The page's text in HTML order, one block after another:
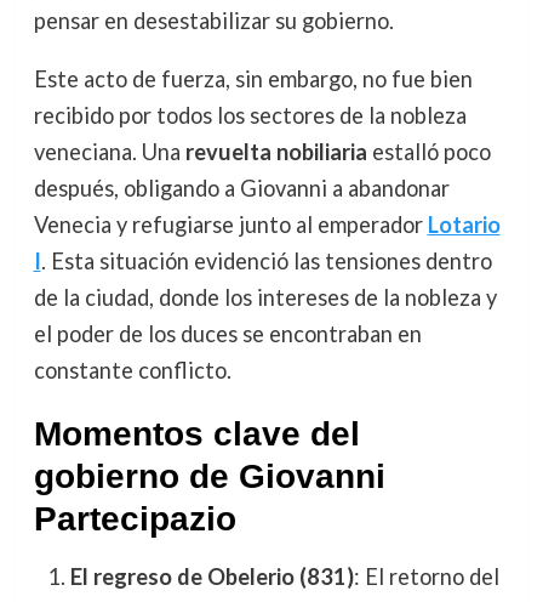
pensar en desestabilizar su gobierno.
Este acto de fuerza, sin embargo, no fue bien
recibido por todos los sectores de la nobleza
veneciana. Una revuelta nobiliaria estalló poco
después, obligando a Giovanni a abandonar
Venecia y refugiarse junto al emperador Lotario
I. Esta situación evidenció las tensiones dentro
de la ciudad, donde los intereses de la nobleza y
el poder de los duces se encontraban en
constante conflicto.
Momentos clave del
gobierno de Giovanni
Partecipazio
El regreso de Obelerio (831): El retorno del